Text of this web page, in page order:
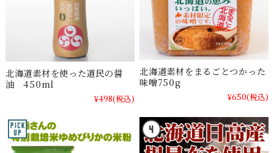
北海道素材を使った道民の醤
油 450ml
¥498(税込)
北海道素材をまるごとつかった
味噌750g
¥650(税込)